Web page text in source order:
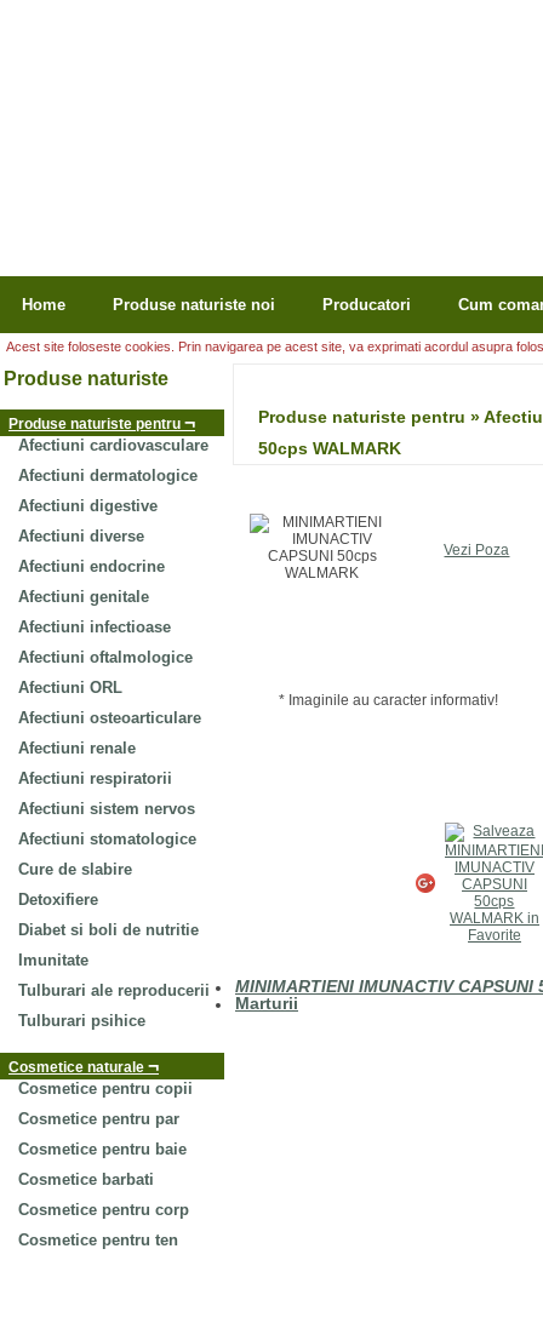
Home Produse naturiste noi Producatori Cum
Acest site foloseste cookies. Prin navigarea pe acest site, va exprimati acordul asupra
Produse naturiste
Produse naturiste pentru ¬
Afectiuni cardiovasculare
Afectiuni dermatologice
Afectiuni digestive
Afectiuni diverse
Afectiuni endocrine
Afectiuni genitale
Afectiuni infectioase
Afectiuni oftalmologice
Afectiuni ORL
Afectiuni osteoarticulare
Afectiuni renale
Afectiuni respiratorii
Afectiuni sistem nervos
Afectiuni stomatologice
Cure de slabire
Detoxifiere
Diabet si boli de nutritie
Imunitate
Tulburari ale reproducerii
Tulburari psihice
Cosmetice naturale ¬
Cosmetice pentru copii
Cosmetice pentru par
Cosmetice pentru baie
Cosmetice barbati
Cosmetice pentru corp
Cosmetice pentru ten
Produse naturiste pentru »
50cps WALMARK
Vezi Poza
* Imaginile au caracter informativ!
MINIMARTIENI IMUNACTIV
Marturii